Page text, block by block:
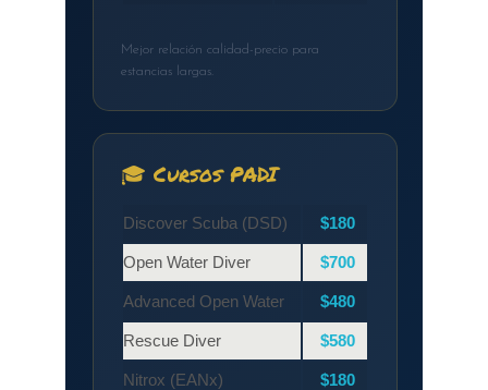
Mejor relación calidad-precio para
estancias largas.
🎓 Cursos PADI
Discover Scuba (DSD) $180
Open Water Diver $700
Advanced Open Water $480
Rescue Diver $580
Nitrox (EANx) $180